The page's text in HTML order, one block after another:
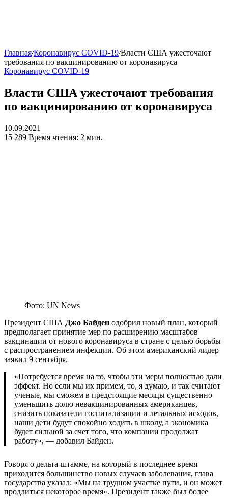
Главная/Коронавирус COVID-19/Власти США ужесточают
требования по вакцинированию от коронавируса
Коронавирус COVID-19
Власти США ужесточают требования
по вакцинированию от коронавируса
10.09.2021
15 289 Время чтения: 2 мин.
Фото: UN News
Президент США Джо Байден одобрил новый план, который
предполагает принятие мер по расширению масштабов
вакцинации от нового коронавируса в стране с целью борьбы
с распространением инфекции. Об этом американский лидер
заявил 9 сентября.
«Потребуется время на то, чтобы эти меры полностью дали
эффект. Но если мы их примем, то, я думаю, и так считают
ученые, мы сможем в предстоящие месяцы существенно
уменьшить долю невакцинированных американцев,
снизить показатели госпитализации и летальных исходов,
наши дети будут спокойно ходить в школу, а экономика
будет сильной за счет того, что компании продолжат
работу», — добавил Байден.
Говоря о дельта-штамме, на который в последнее время
приходится большинство новых случаев заболевания, глава
государства указал: «Мы на трудном участке пути, и он может
продлиться некоторое время». Президент также был более